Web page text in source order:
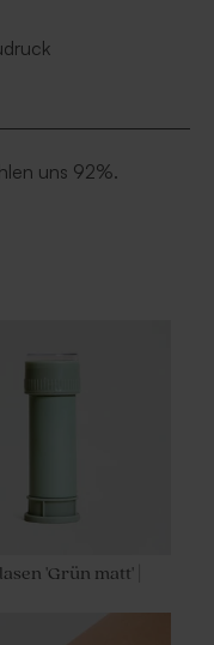
uns 92%.
'Grün matt' |